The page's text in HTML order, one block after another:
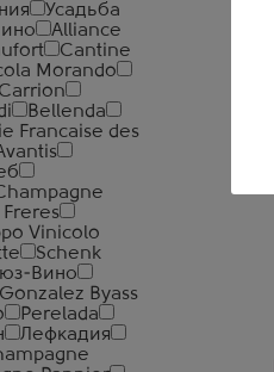
Усадьба
Alliance
Cantine
Morando
Bellenda
Francaise des
Vinicolo
Schenk
Вино
Gonzalez Byass
Perelada
Лефкадия